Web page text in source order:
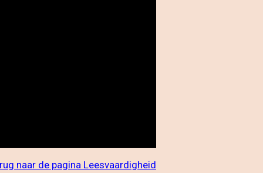
naar de pagina Leesvaardigheid